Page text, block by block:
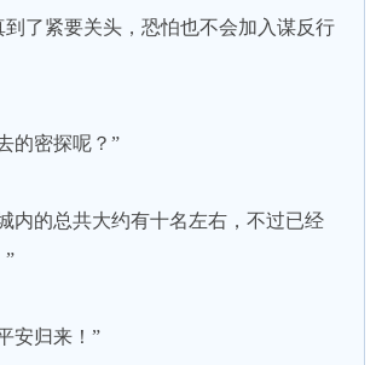
到了紧要关头，恐怕也不会加入谋反行
密探呢？”
的总共大约有十名左右，不过已经
”
归来！”